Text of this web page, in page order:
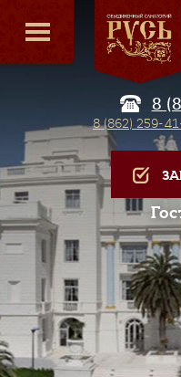
8
8 (862) 259-